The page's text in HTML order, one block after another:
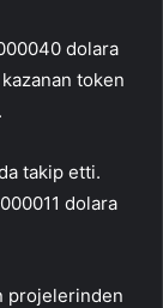
dolara
token
takip etti.
dolara
projelerinden